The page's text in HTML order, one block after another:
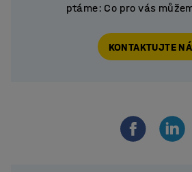
ptáme: Co pro vás
KONTAKTUJTE